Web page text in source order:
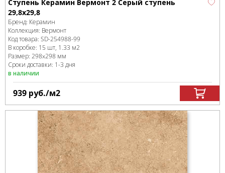
Ступень Керамин Вермонт 2 Cерый ступень
29,8х29,8
Бренд: Керамин
Коллекция: Вермонт
Код товара: SD-254988-99
В коробке: 15 шт, 1.33 м2
Размер: 298x298 мм
Сроки доставки: 1-3 дня
в наличии
939 руб./м2